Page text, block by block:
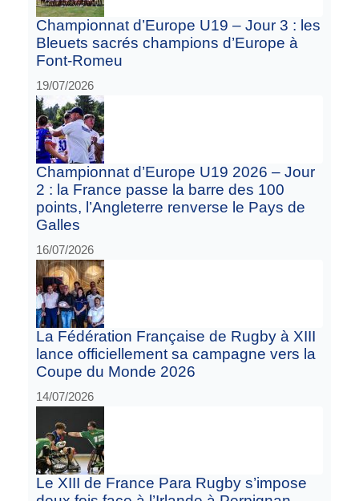
Championnat d’Europe U19 – Jour 3 : les
Bleuets sacrés champions d’Europe à
Font-Romeu
19/07/2026
Championnat d’Europe U19 2026 – Jour
2 : la France passe la barre des 100
points, l’Angleterre renverse le Pays de
Galles
16/07/2026
La Fédération Française de Rugby à XIII
lance officiellement sa campagne vers la
Coupe du Monde 2026
14/07/2026
Le XIII de France Para Rugby s’impose